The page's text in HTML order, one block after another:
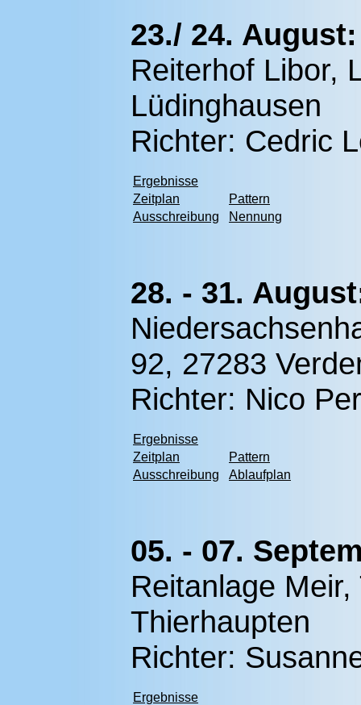
23./ 24.
Reiterhof Libor,
Lüdinghausen
Richter: Cedric
Ergebnisse
Zeitplan
Pattern
Ausschreibung
Nennung
28. - 31.
92, 27283
Richter: Nico
Ergebnisse
Zeitplan
Pattern
Ausschreibung
Ablaufplan
05. - 07.
Reitanlage
Thierhaupten
Richter:
Ergebnisse